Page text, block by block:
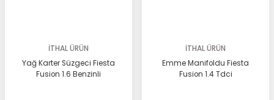
İTHAL ÜRÜN
Yağ Karter Süzgeci Fiesta
Fusion 1.6 Benzinli
İTHAL ÜRÜN
Emme Manifoldu Fiesta
Fusion 1.4 Tdci